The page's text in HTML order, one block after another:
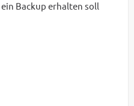
Backup erhalten soll